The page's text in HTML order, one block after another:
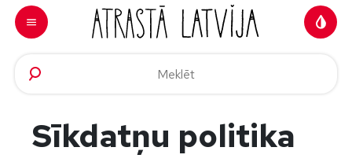
Doties uz saturu
Sīkdatņu politika